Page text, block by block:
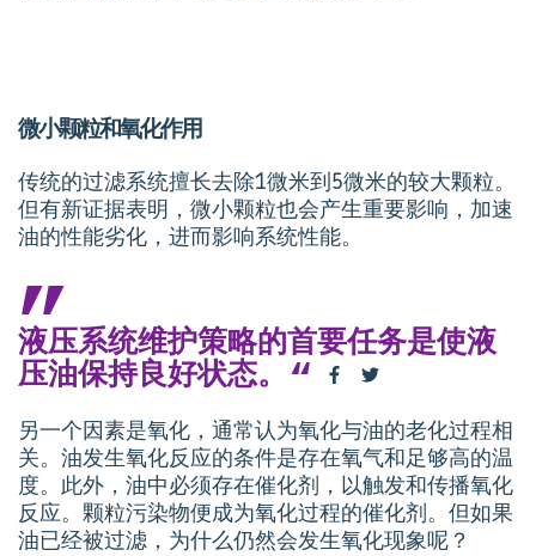
微小颗粒和氧化作用
传统的过滤系统擅长去除1微米到5微米的较大颗粒。
但有新证据表明，微小颗粒也会产生重要影响，加速
油的性能劣化，进而影响系统性能。
液压系统维护策略的首要任务是使液
压油保持良好状态。
另一个因素是氧化，通常认为氧化与油的老化过程相
关。油发生氧化反应的条件是存在氧气和足够高的温
度。此外，油中必须存在催化剂，以触发和传播氧化
反应。颗粒污染物便成为氧化过程的催化剂。但如果
油已经被过滤，为什么仍然会发生氧化现象呢？